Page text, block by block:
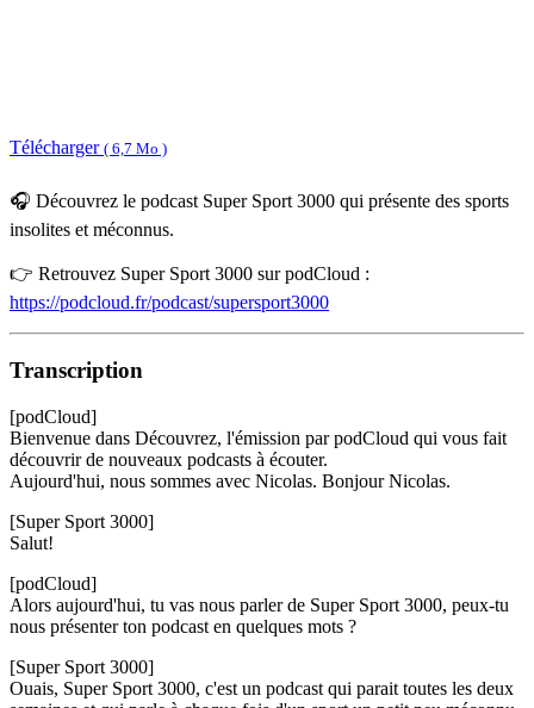
Télécharger ( 6,7 Mo )
🎧 Découvrez le podcast Super Sport 3000 qui présente des sports
insolites et méconnus.
👉 Retrouvez Super Sport 3000 sur podCloud :
https://podcloud.fr/podcast/supersport3000
Transcription
[podCloud]
Bienvenue dans Découvrez, l'émission par podCloud qui vous fait
découvrir de nouveaux podcasts à écouter.
Aujourd'hui, nous sommes avec Nicolas. Bonjour Nicolas.
[Super Sport 3000]
Salut!
[podCloud]
Alors aujourd'hui, tu vas nous parler de Super Sport 3000, peux-tu
nous présenter ton podcast en quelques mots ?
[Super Sport 3000]
Ouais, Super Sport 3000, c'est un podcast qui parait toutes les deux